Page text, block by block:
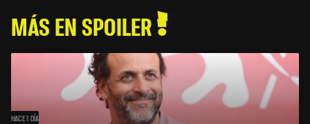
MÁS EN SPOILER
HACE 1 DÍA